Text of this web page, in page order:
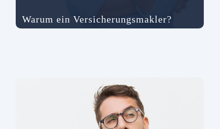
Warum ein Versicherungsmakler?